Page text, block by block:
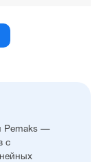
Pemaks —
с